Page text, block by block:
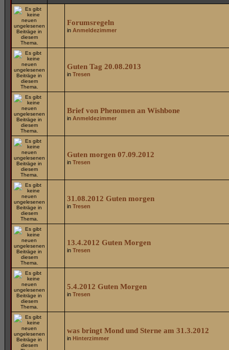
Forumsregeln
in Anmeldezimmer
Guten Tag 20.08.2013
in Tresen
Brief von Phenomen an Wishbone
in Anmeldezimmer
Guten morgen 07.09.2012
in Tresen
31.08.2012 Guten morgen
in Tresen
13.4.2012 Guten Morgen
in Tresen
5.4.2012 Guten Morgen
in Tresen
was bringt Mond und Sterne am 31.3.2012
in Hinterzimmer